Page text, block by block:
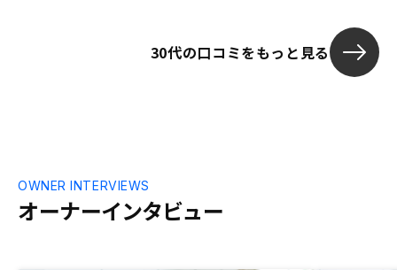
す。上記と類
める際にここ
てくれると助
30代の口コミをもっと見る
オーナーインタビュー
OWNER INTERVIEWS